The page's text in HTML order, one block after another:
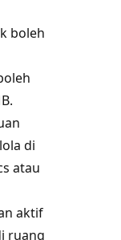
boleh
di
atau
aktif
ruang